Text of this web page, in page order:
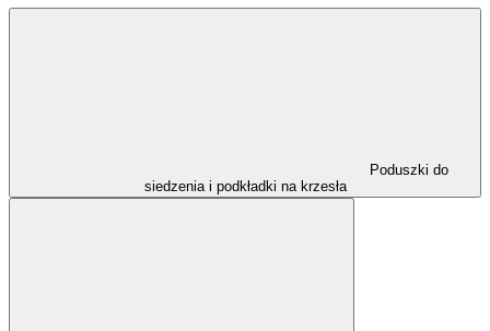
Poduszki do
siedzenia i podkładki na krzesła